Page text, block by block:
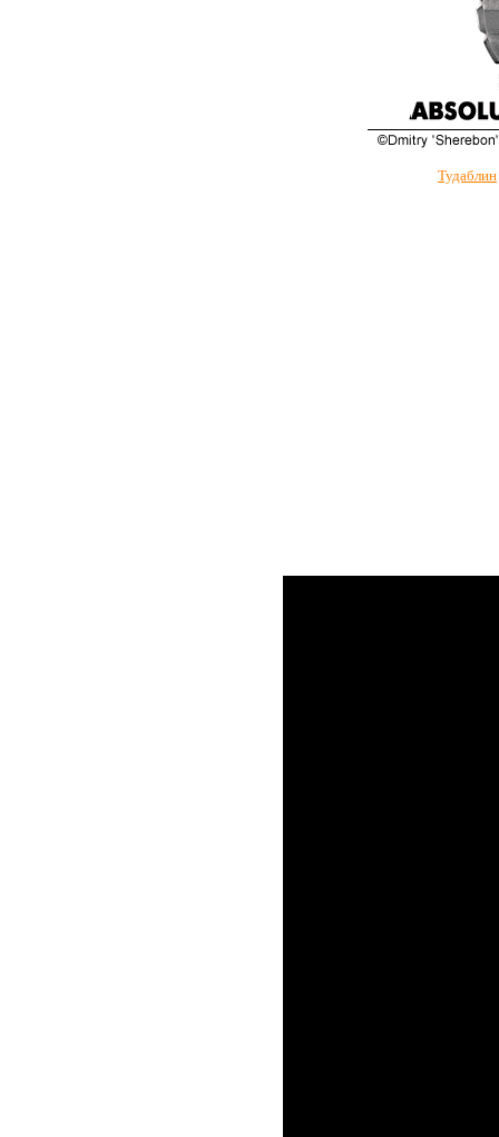
Тудаблин